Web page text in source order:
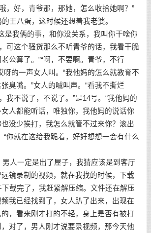
，好，青爷那，那她，怎么收拾她啊？”
王八蛋，这时候还想着我老婆。
我俩的事，和你没关系，我叫你干啥你
可这个骚货那么不听青爷的话，我看干脆
公算了。”“啊，不要啊。青爷，不行
呀的一声女人叫。“我他妈的怎么就教育不
臭嘴。”女人的喊叫声。“看我不撕烂
我不说了，不说了。”是14号。“我他妈的
人都能听话，唯独你，我他妈的说话你
没少挨打，我怎么就管不过来你？滚出
“你就在这给我跪着，好好想想一会有什么
一定是出了屋子，我猜应该是到客厅
远镜录制的视频，就在我找的时候，下载
载完了，我赶紧解压缩。文件还在解压
我已经找到了，女人趴了出来，出现在
，看来刚才打的不轻，身上是否有被打
对了，男人刚才说要录视频，那今天他